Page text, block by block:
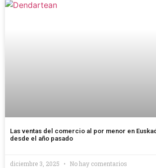
Las ventas del comercio al por menor en
desde el año pasado
diciembre 3, 2025 No hay comentarios